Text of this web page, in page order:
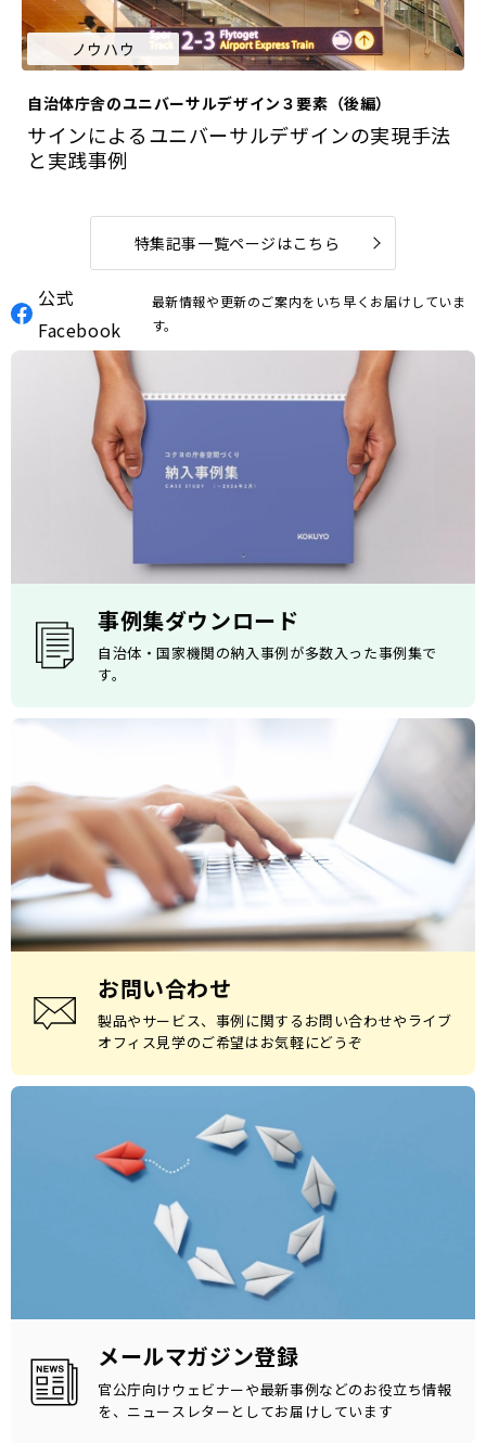
自治体庁舎のユニバーサルデザイン３要素（後編）
サインによるユニバーサルデザインの実現手法
と実践事例
ノウハウ
特集記事一覧ページはこちら
公式
Facebook
最新情報や更新のご案内をいち早くお届けしていま
す。
事例集ダウンロード
自治体・国家機関の納入事例が多数入った事例集で
す。
お問い合わせ
製品やサービス、事例に関するお問い合わせやライブ
オフィス見学のご希望はお気軽にどうぞ
メールマガジン登録
官公庁向けウェビナーや最新事例などのお役立ち情報
を、ニュースレターとしてお届けしています